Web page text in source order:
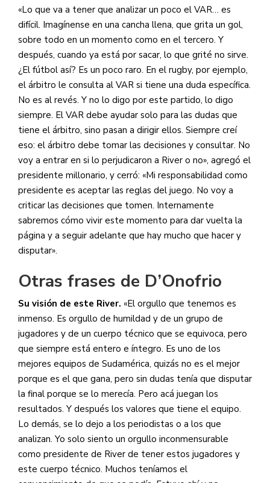
«Lo que va a tener que analizar un poco el VAR… es
difícil. Imagínense en una cancha llena, que grita un gol,
sobre todo en un momento como en el tercero. Y
después, cuando ya está por sacar, lo que grité no sirve.
¿El fútbol así? Es un poco raro. En el rugby, por ejemplo,
el árbitro le consulta al VAR si tiene una duda específica.
No es al revés. Y no lo digo por este partido, lo digo
siempre. El VAR debe ayudar solo para las dudas que
tiene el árbitro, sino pasan a dirigir ellos. Siempre creí
eso: el árbitro debe tomar las decisiones y consultar. No
voy a entrar en si lo perjudicaron a River o no», agregó el
presidente millonario, y cerró: «Mi responsabilidad como
presidente es aceptar las reglas del juego. No voy a
criticar las decisiones que tomen. Internamente
sabremos cómo vivir este momento para dar vuelta la
página y a seguir adelante que hay mucho que hacer y
disputar».
Otras frases de D’Onofrio
Su visión de este River. «El orgullo que tenemos es
inmenso. Es orgullo de humildad y de un grupo de
jugadores y de un cuerpo técnico que se equivoca, pero
que siempre está entero e íntegro. Es uno de los
mejores equipos de Sudamérica, quizás no es el mejor
porque es el que gana, pero sin dudas tenía que disputar
la final porque se lo merecía. Pero acá juegan los
resultados. Y después los valores que tiene el equipo.
Lo demás, se lo dejo a los periodistas o a los que
analizan. Yo solo siento un orgullo inconmensurable
como presidente de River de tener estos jugadores y
este cuerpo técnico. Muchos teníamos el